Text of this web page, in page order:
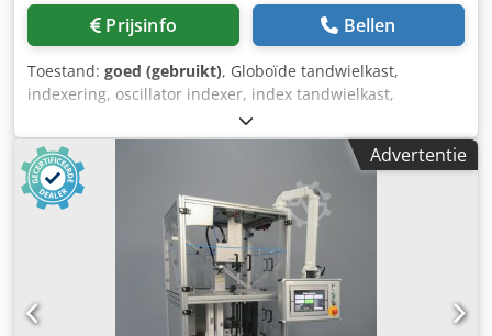
Prijsinfo Bellen
Toestand: goed (gebruikt), Globoïde tandwielkast,
indexering, oscillator indexer, index tandwielkast,
roterende indexaandrijving -Fabrikant: CAMCO, index
tandwielkast -Type: MSHV40A917-Y7A -
Overbelastingskoppeling: 11FC-SD -assen: Ø 55x45 / 35x80
/ 35x75 mm -Overbrengingsverhouding: 20 omw. = 90° -
Afmetingen: 815/720/H585 mm -Gewicht: 327 kg
Dsdpfxowz Idto Adyeck
Advertentie